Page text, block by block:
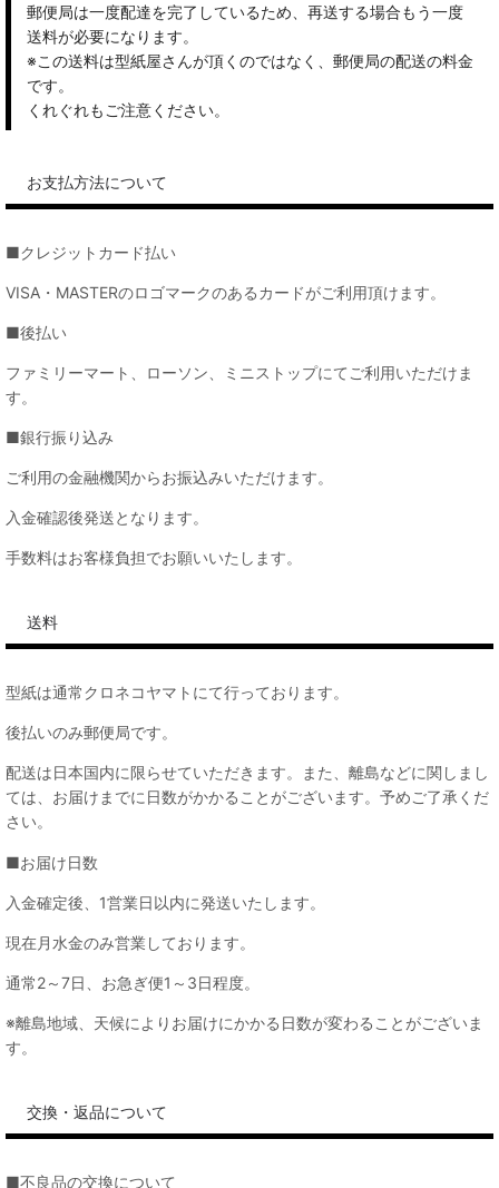
郵便局は一度配達を完了しているため、再送する場合もう一度
送料が必要になります。
※この送料は型紙屋さんが頂くのではなく、郵便局の配送の料金
です。
くれぐれもご注意ください。
お支払方法について
■クレジットカード払い
VISA・MASTERのロゴマークのあるカードがご利用頂けます。
■後払い
ファミリーマート、ローソン、ミニストップにてご利用いただけま
す。
■銀行振り込み
ご利用の金融機関からお振込みいただけます。
入金確認後発送となります。
手数料はお客様負担でお願いいたします。
送料
型紙は通常クロネコヤマトにて行っております。
後払いのみ郵便局です。
配送は日本国内に限らせていただきます。また、離島などに関しまし
ては、お届けまでに日数がかかることがございます。予めご了承くだ
さい。
■お届け日数
入金確定後、1営業日以内に発送いたします。
現在月水金のみ営業しております。
通常2～7日、お急ぎ便1～3日程度。
※離島地域、天候によりお届けにかかる日数が変わることがございま
す。
交換・返品について
■不良品の交換について